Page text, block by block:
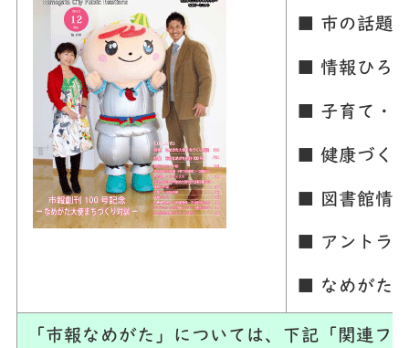
■ 市の話題
■ 情報ひろ
■ 子育て・
■ 健康づく
■ 図書館情
■ アントラ
■ なめがた
「市報なめがた」については、下記「関連